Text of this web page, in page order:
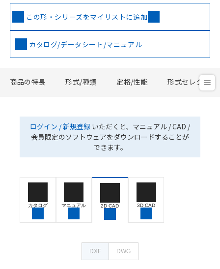
この形・シリーズをマイリストに追加
カタログ/データシート/マニュアル
商品の特長 形式/種類 定格/性能 形式セレクタ
ログイン / 新規登録 いただくと、マニュアル / CAD /
会員限定のソフトウェアをダウンロードすることが
できます。
カタログ マニュアル 2D CAD 3D CAD
DXF DWG